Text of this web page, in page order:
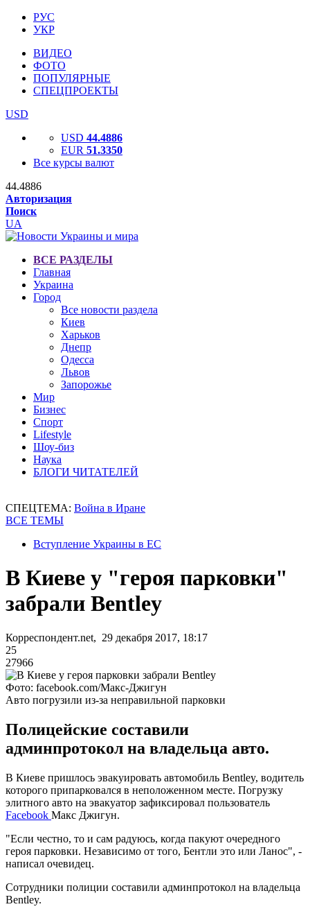
РУС
УКР
ВИДЕО
ФОТО
ПОПУЛЯРНЫЕ
СПЕЦПРОЕКТЫ
USD
USD 44.4886
EUR 51.3350
Все курсы валют
44.4886
Авторизация
Поиск
UA
ВСЕ РАЗДЕЛЫ
Главная
Украина
Город
Все новости раздела
Киев
Харьков
Днепр
Одесса
Львов
Запорожье
Мир
Бизнес
Спорт
Lifestyle
Шоу-биз
Наука
БЛОГИ ЧИТАТЕЛЕЙ
СПЕЦТЕМА: Война в Иране
ВСЕ ТЕМЫ
Вступление Украины в ЕС
В Киеве у "героя парковки"
забрали Bentley
Корреспондент.net, 29 декабря 2017, 18:17
25
27966
Фото: facebook.com/Макс-Джигун
Авто погрузили из-за неправильной парковки
Полицейские составили
админпротокол на владельца авто.
В Киеве пришлось эвакуировать автомобиль Bentley, водитель
которого припарковался в неположенном месте. Погрузку
элитного авто на эвакуатор зафиксировал пользователь
Facebook Макс Джигун.
"Если честно, то и сам радуюсь, когда пакуют очередного
героя парковки. Независимо от того, Бентли это или Ланос", -
написал очевидец.
Сотрудники полиции составили админпротокол на владельца
Bentley.